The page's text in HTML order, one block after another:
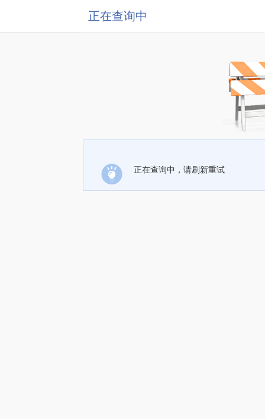
正在查询中
正在查询中，请刷新重试